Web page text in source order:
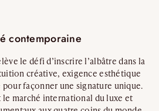
contemporaine
le défi d’inscrire l’albâtre dans la
créative, exigence esthétique
façonner une signature unique.
le marché international du luxe et